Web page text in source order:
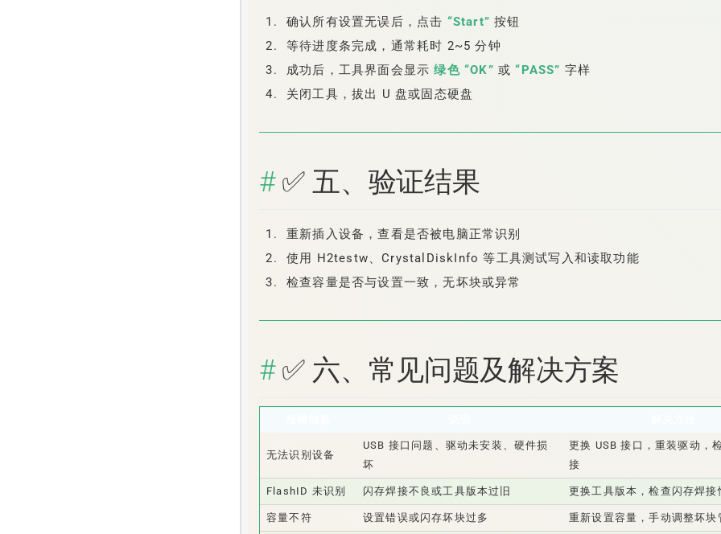
确认所有设置无误后，点击 “Start” 按钮
等待进度条完成，通常耗时 2~5 分钟
成功后，工具界面会显示绿色 “OK” 或“PASS” 字样
关闭工具，拔出 U 盘或固态硬盘
✅ 五、验证结果
重新插入设备，查看是否被电脑正常识别
使用 H2testw、CrystalDiskInfo 等工具测试写入和读取功能
检查容量是否与设置一致，无坏块或异常
✅ 六、常见问题及解决方案
无法识别设备
USB 接口问题、驱动未安装、硬件损
坏
更换 USB 接口，重装驱动，
接
FlashID 未识别 闪存焊接不良或工具版本过旧 更换工具版本，检查闪存焊接
容量不符 设置错误或闪存坏块过多 重新设置容量，手动调整坏块